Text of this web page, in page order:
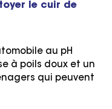
le cuir de
au pH
à poils doux et un
qui peuvent